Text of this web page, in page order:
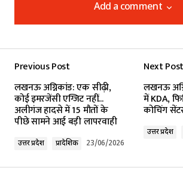
Add a comment
Add a comment
Required fields are marked*
Comment*
Previous Post
लखनऊ अग्निकांड: एक सीढ़ी,
कोई इमरजेंसी एग्जिट नहीं...
अलीगंज हादसे में 15 मौतों के
पीछे सामने आई बड़ी लापरवाही
उत्तर प्रदेश प्रादेशिक 23/06/2026
Next Post
लखनऊ
में KDA,
कोचिंग
उत्तर प्रदेश